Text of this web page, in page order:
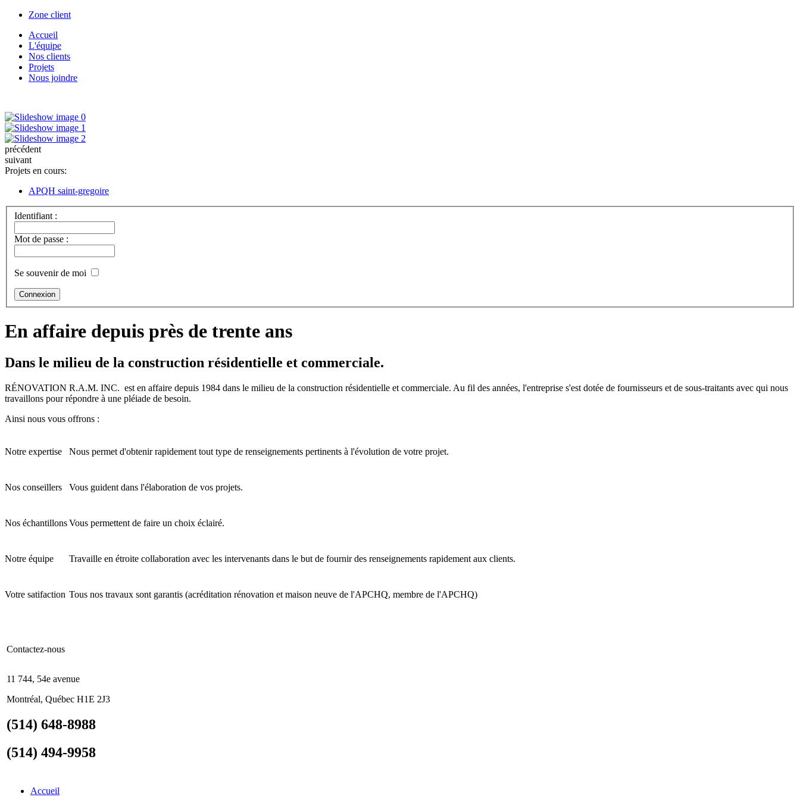
Zone client
Accueil
L'équipe
Nos clients
Projets
Nous joindre
précédent
suivant
Projets en cours:
APQH saint-gregoire
Identifiant :
Mot de passe :
Se souvenir de moi
En affaire depuis près de trente ans
Dans le milieu de la construction résidentielle et commerciale.
RÉNOVATION R.A.M. INC. est en affaire depuis 1984 dans le milieu de la construction résidentielle et commerciale. Au fil des années, l'entreprise s'est dotée de fournisseurs et de sous-traitants avec qui nous
travaillons pour répondre à une pléiade de besoin.
Ainsi nous vous offrons :
Notre expertise Nous permet d'obtenir rapidement tout type de renseignements pertinents à l'évolution de votre projet.
Nos conseillers Vous guident dans l'élaboration de vos projets.
Nos échantillonsVous permettent de faire un choix éclairé.
Notre équipe Travaille en étroite collaboration avec les intervenants dans le but de fournir des renseignements rapidement aux clients.
Votre satifaction Tous nos travaux sont garantis (acréditation rénovation et maison neuve de l'APCHQ, membre de l'APCHQ)
Contactez-nous
11 744, 54e avenue
Montréal, Québec H1E 2J3
(514) 648-8988
(514) 494-9958
Accueil